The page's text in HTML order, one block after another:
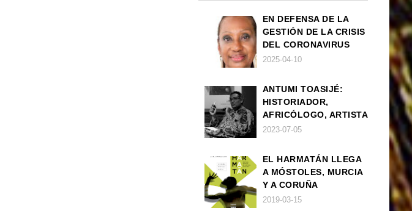
EN DEFENSA DE LA
GESTIÓN DE LA CRISIS
DEL CORONAVIRUS
POR PARTE DEL
2025-04-10
ANTUMI TOASIJÉ:
HISTORIADOR,
AFRICÓLOGO, ARTISTA
2023-07-05
EL HARMATÁN LLEGA
A MÓSTOLES, MURCIA
Y A CORUÑA
2019-03-15